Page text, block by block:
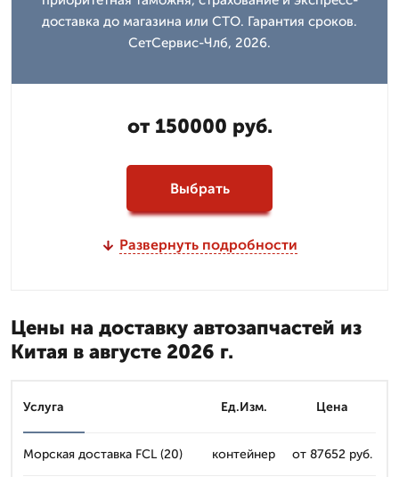
доставка до магазина или СТО. Гарантия сроков.
СетСервис-Члб, 2026.
от 150000 руб.
Выбрать
Развернуть подробности
Цены на доставку автозапчастей из
Китая в августе 2026 г.
Услуга Ед.Изм. Цена
Морская доставка FCL (20) контейнер от 87652 руб.